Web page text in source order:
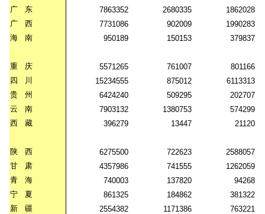
广
东 7863352 2680335
1862028
广
西 7731086 902009
1990283
海
南 950189 150153 379837
重 庆 5571265 761007
801166
四
川 15234555 875012
6113313
贵
州 6424240 509295
202707
云
南 7903132 1380753
574299
西
藏 396279 13447 21120
陕 西 6275500 722623
2588057
甘
肃 4357986 741555
1262059
青
海 740003 137820
94268
宁
夏 861325 184862
381322
新
疆 2554382 1171386 763221